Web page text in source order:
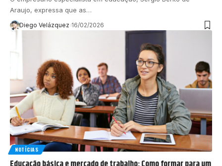
Araujo, expressa que as…
Diego Velázquez 16/02/2026
NOTÍCIAS